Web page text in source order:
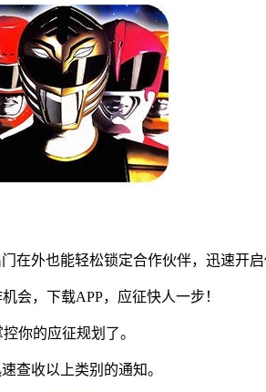
外也能轻松锁定合作伙伴，迅速开启
，下载APP，应征快人一步！
你的应征规划了。
查收以上类别的通知。